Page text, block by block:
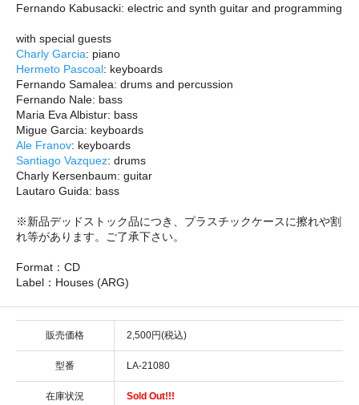
Fernando Kabusacki: electric and synth guitar and programming
with special guests
Charly Garcia: piano
Hermeto Pascoal: keyboards
Fernando Samalea: drums and percussion
Fernando Nale: bass
Maria Eva Albistur: bass
Migue Garcia: keyboards
Ale Franov: keyboards
Santiago Vazquez: drums
Charly Kersenbaum: guitar
Lautaro Guida: bass
※新品デッドストック品につき、プラスチックケースに擦れや割
れ等があります。ご了承下さい。
Format：CD
Label：Houses (ARG)
販売価格 2,500円(税込)
型番 LA-21080
在庫状況 Sold Out!!!